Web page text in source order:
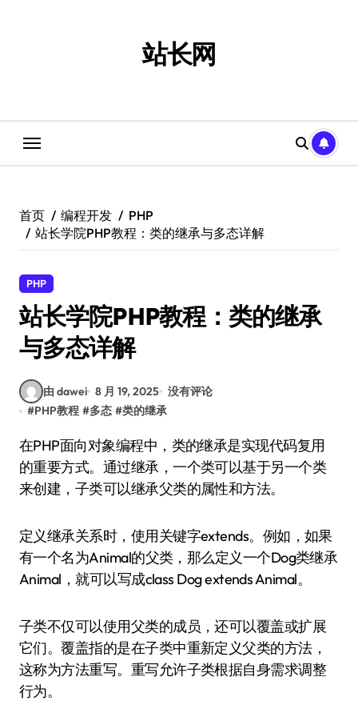
站长网
首页 编程开发
PHP
站长学院PHP教程：类的继承与多态详解
PHP
站长学院PHP教程：类的继承
与多态详解
由 dawei 8 月 19, 2025 没有评论
#PHP教程 #多态 #类的继承
在PHP面向对象编程中，类的继承是实现代码复用
的重要方式。通过继承，一个类可以基于另一个类
来创建，子类可以继承父类的属性和方法。
定义继承关系时，使用关键字extends。例如，如果
有一个名为Animal的父类，那么定义一个Dog类继承
Animal，就可以写成class Dog extends Animal。
子类不仅可以使用父类的成员，还可以覆盖或扩展
它们。覆盖指的是在子类中重新定义父类的方法，
这称为方法重写。重写允许子类根据自身需求调整
行为。